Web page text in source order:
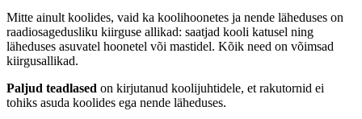
Mitte ainult koolides, vaid ka koolihoonetes ja nende läheduses on
raadiosagedusliku kiirguse allikad: saatjad kooli katusel ning
läheduses asuvatel hoonetel või mastidel. Kõik need on võimsad
kiirgusallikad.
Paljud teadlased on kirjutanud koolijuhtidele, et rakutornid ei
tohiks asuda koolides ega nende läheduses.